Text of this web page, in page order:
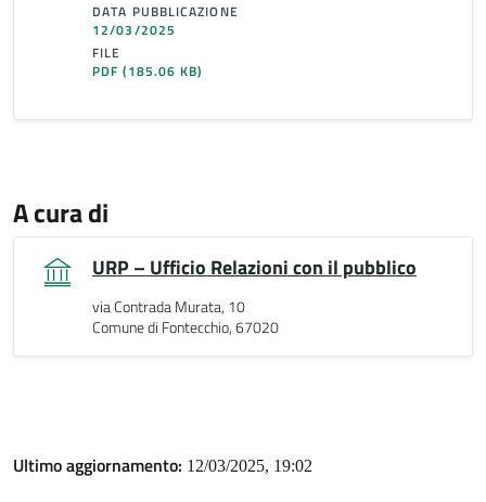
DATA PUBBLICAZIONE
12/03/2025
FILE
PDF(185.06 KB)
A cura di
URP – Ufficio Relazioni con il pubblico
via Contrada Murata, 10
Comune di Fontecchio, 67020
Ultimo aggiornamento: 12/03/2025, 19:02